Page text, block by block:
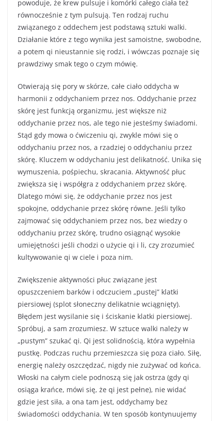
powoduje, że krew pulsuje i komórki całego ciała też
równocześnie z tym pulsują. Ten rodzaj ruchu
związanego z oddechem jest podstawą sztuki walki.
Działanie które z tego wynika jest samoistne, swobodne,
a potem qi nieustannie się rodzi, i wówczas poznaje się
prawdziwy smak tego o czym mówię.
Otwierają się pory w skórze, całe ciało oddycha w
harmonii z oddychaniem przez nos. Oddychanie przez
skórę jest funkcją organizmu, jest większe niż
oddychanie przez nos, ale tego nie jesteśmy świadomi.
Stąd gdy mowa o ćwiczeniu qi, zwykle mówi się o
oddychaniu przez nos, a rzadziej o oddychaniu przez
skórę. Kluczem w oddychaniu jest delikatność. Unika się
wymuszenia, pośpiechu, skracania. Aktywność płuc
zwiększa się i współgra z oddychaniem przez skórę.
Dlatego mówi się, że oddychanie przez nos jest
spokojne, oddychanie przez skórę równe. Jeśli tylko
zajmować się oddychaniem przez nos, bez wiedzy o
oddychaniu przez skórę, trudno osiągnąć wysokie
umiejętności jeśli chodzi o użycie qi i li, czy zrozumieć
kultywowanie qi w ciele i poza nim.
Zwiększenie aktywności płuc związane jest
opuszczeniem barków i odczuciem „pustej” klatki
piersiowej (splot słoneczny delikatnie wciągnięty).
Błędem jest wysilanie się i ściskanie klatki piersiowej.
Spróbuj, a sam zrozumiesz. W sztuce walki należy w
„pustym” szukać qi. Qi jest solidnością, która wypełnia
pustkę. Podczas ruchu przemieszcza się poza ciało. Siłę,
energię należy oszczędzać, nigdy nie zużywać od końca.
Włoski na całym ciele podnoszą się jak ostrza (gdy qi
osiąga krańce, mówi się, że qi jest pełne), nie widać
gdzie jest siła, a ona tam jest, oddychamy bez
świadomości oddychania. W ten sposób kontynuujemy